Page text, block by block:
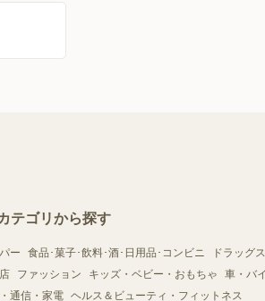
テゴリから探す
ー 食品･菓子･飲料･酒･日用品･コンビニ ドラッグ
ファッション キッズ・ベビー・おもちゃ 車・バ
通信・家電 ヘルス＆ビューティ・フィットネス